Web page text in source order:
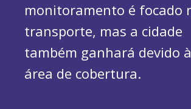
monitoramento é focado
transporte, mas a cidade
também ganhará devido à
área de cobertura.